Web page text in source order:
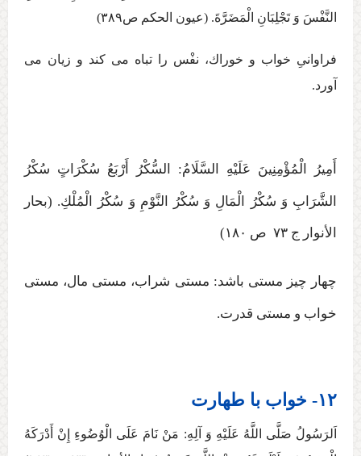
النَّفْسَ وَ تَجْلِبَانِ الْمَضَرَّةَ. (عيون الحكم ص۳۸۹)
فراوانیِ خواب و خوراك، نفْس را تباه می كند و زيان می
آورد.
أَمِيرُ الْمُؤْمِنِينَ عَلَيْهِ السَّلَامُ: السُّكْرُ أَرْبَعُ سُكْرَاتٍ سُكْرُ
الشَّرَابِ وَ سُكْرُ الْمَالِ وَ سُكْرُ النَّوْمِ وَ سُكْرُ الْمُلْكِ‏. (بحار
الأنوار ج ‏۷۳ ص ۱۸۰)
چهار چیز مستی باشد: مستی شراب، مستی مال، مستی
خواب و مستی قدرت.
۱۲- خواب با طهارت
اَلرَسُولُ صَلَّی اللَّهُ عَلَيْهِ وَ آلِهِ:‏‏ مَنْ نَامَ عَلَی الْوُضُوءِ إِنْ‏ أَدْرَكَهُ‏